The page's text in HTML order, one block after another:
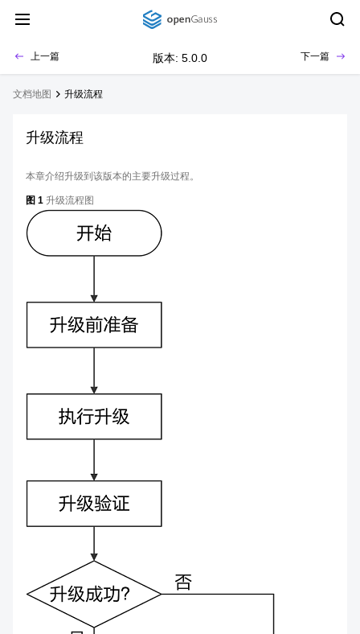
上一篇 版本: 5.0.0 下一篇
文档地图 升级流程
升级流程
本章介绍升级到该版本的主要升级过程。
图 1 升级流程图